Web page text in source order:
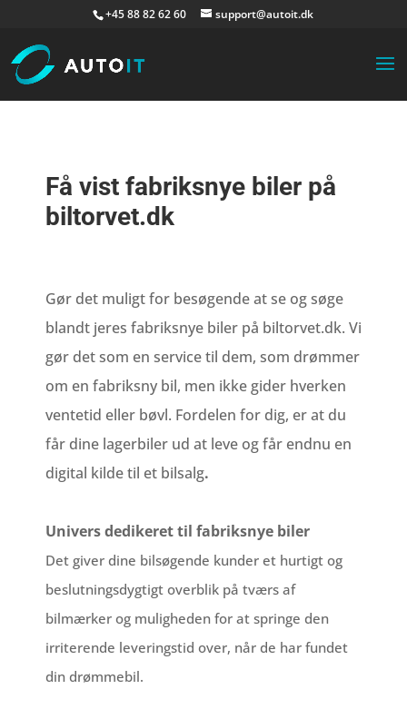
+45 88 82 62 60 support@autoit.dk
Få vist fabriksnye biler på
biltorvet.dk
Gør det muligt for besøgende at se og søge
blandt jeres fabriksnye biler på biltorvet.dk. Vi
gør det som en service til dem, som drømmer
om en fabriksny bil, men ikke gider hverken
ventetid eller bøvl. Fordelen for dig, er at du
får dine lagerbiler ud at leve og får endnu en
digital kilde til et bilsalg.
Univers dedikeret til fabriksnye biler
Det giver dine bilsøgende kunder et hurtigt og
beslutningsdygtigt overblik på tværs af
bilmærker og muligheden for at springe den
irriterende leveringstid over, når de har fundet
din drømmebil.